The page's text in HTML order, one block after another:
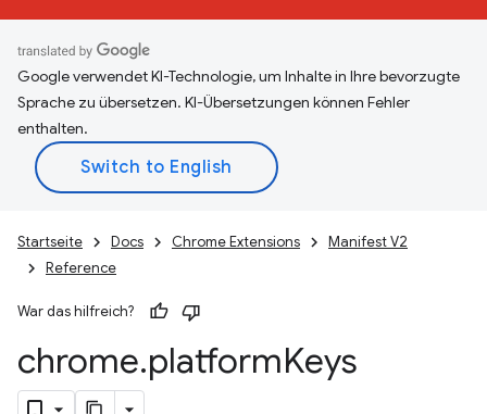
Google verwendet KI-Technologie, um Inhalte in Ihre bevorzugte
Sprache zu übersetzen. KI-Übersetzungen können Fehler
enthalten.
Startseite Docs Chrome Extensions
Manifest V2
Reference
War das hilfreich?
chrome.platformKeys